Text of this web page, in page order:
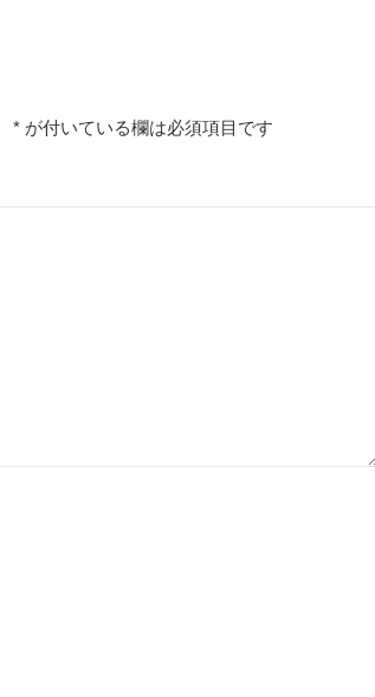
* が付いている欄は必須項目です